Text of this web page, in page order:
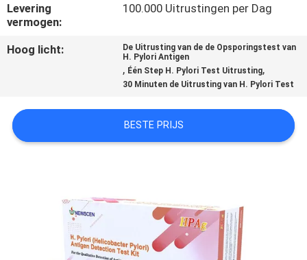
VERZOEK
OM EEN
CITAAT
SITEMAP
PRIVACY
Levering
vermogen:
100.000 Uitrustingen per Dag
Hoog licht:
De Uitrusting van de de Opsporingstest van
H. Pylori Antigen
, Één Step H. Pylori Test Uitrusting,
30 Minuten de Uitrusting van H. Pylori Test
BESTE PRIJS